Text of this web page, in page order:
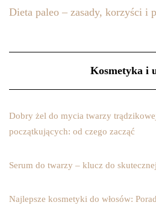
Dieta paleo – zasady, korzyści i
Kosmetyka i
Dobry żel do mycia twarzy
początkujących: od czego zacząć
Serum do twarzy – klucz do
Najlepsze kosmetyki do włosów: